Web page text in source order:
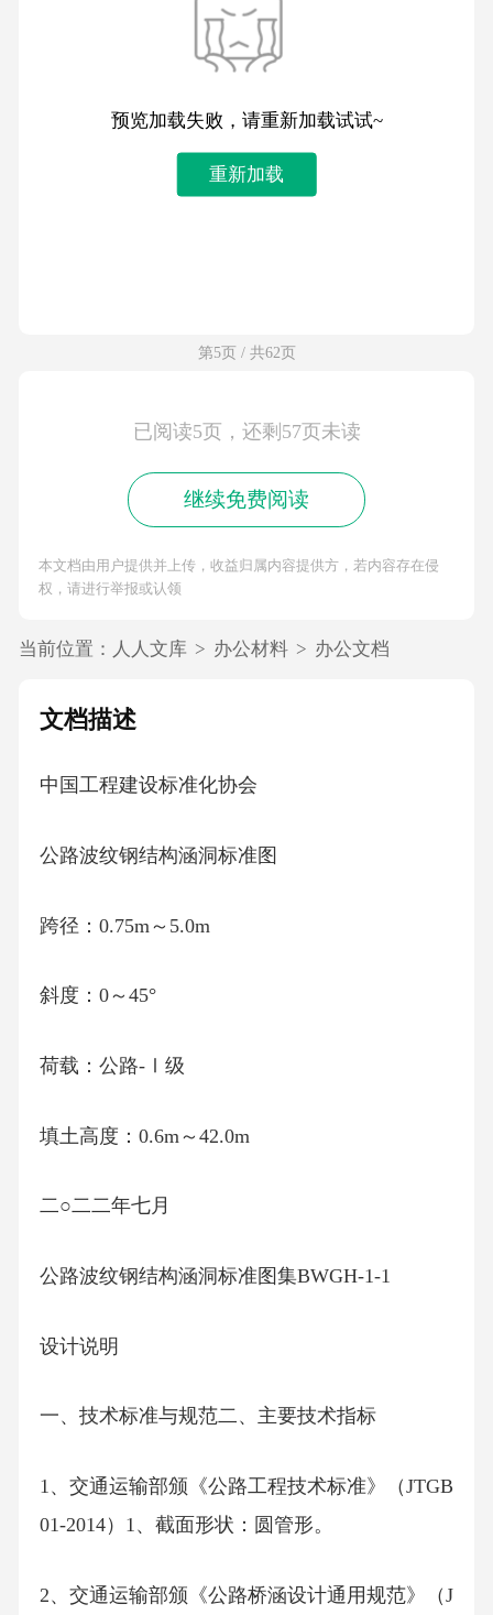
预览加载失败，请重新加载试试~
重新加载
第5页 / 共62页
已阅读5页，还剩57页未读
继续免费阅读
本文档由用户提供并上传，收益归属内容提供方，若内容存在侵
权，请进行举报或认领
当前位置： 人人文库 > 办公材料 > 办公文档
文档描述
中国工程建设标准化协会
公路波纹钢结构涵洞标准图
跨径：0.75m～5.0m
斜度：0～45°
荷载：公路-Ⅰ级
填土高度：0.6m～42.0m
二○二二年七月
公路波纹钢结构涵洞标准图集BWGH-1-1
设计说明
一、技术标准与规范二、主要技术指标
1、交通运输部颁《公路工程技术标准》（JTGB
01-2014）1、截面形状：圆管形。
2、交通运输部颁《公路桥涵设计通用规范》（J